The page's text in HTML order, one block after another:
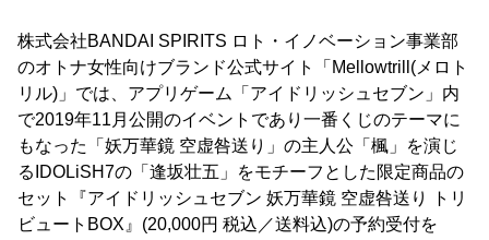
株式会社BANDAI SPIRITS ロト・イノベーション事業部
のオトナ女性向けブランド公式サイト「Mellowtrill(メロト
リル)」では、アプリゲーム「アイドリッシュセブン」内
で2019年11月公開のイベントであり一番くじのテーマに
もなった「妖万華鏡 空虚咎送り」の主人公「楓」を演じ
るIDOLiSH7の「逢坂壮五」をモチーフとした限定商品の
セット『アイドリッシュセブン 妖万華鏡 空虚咎送り トリ
ビュートBOX』(20,000円 税込／送料込)の予約受付を